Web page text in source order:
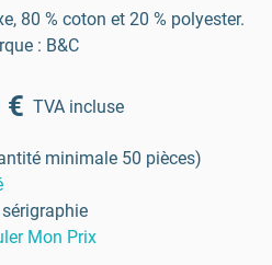
80 % coton et 20 % polyester.
: B&C
€ TVA incluse
minimale 50 pièces)
Mon Prix